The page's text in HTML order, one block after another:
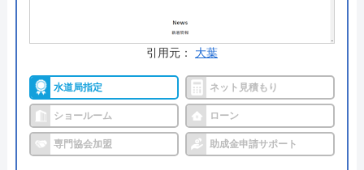
0120-979-994
受付時間： 9:00～18:00
ハウスメンテナンス の基本情報
運営会社 株式会社ハウスメンテナンス
引用元： 大葉
水道局指定 ネット見積もり
ショールーム ローン
専門協会加盟 助成金申請サポート